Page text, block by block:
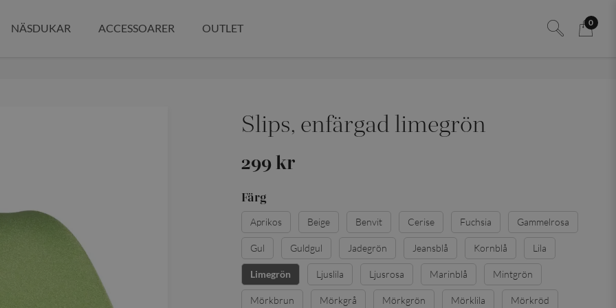
0
NÄSDUKAR ACCESSOARER OUTLET
Slips, enfärgad limegrön
299 kr
Färg
Aprikos Beige Benvit Cerise Fuchsia Gammelrosa
Gul Guldgul Jadegrön Jeansblå Kornblå Lila
Limegrön Ljuslila Ljusrosa Marinblå Mintgrön
Mörkbrun Mörkgrå Mörkgrön Mörklila Mörkröd